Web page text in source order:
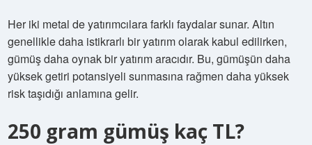
Her iki metal de yatırımcılara farklı faydalar sunar. Altın
genellikle daha istikrarlı bir yatırım olarak kabul edilirken,
gümüş daha oynak bir yatırım aracıdır. Bu, gümüşün daha
yüksek getiri potansiyeli sunmasına rağmen daha yüksek
risk taşıdığı anlamına gelir.
250 gram gümüş kaç TL?